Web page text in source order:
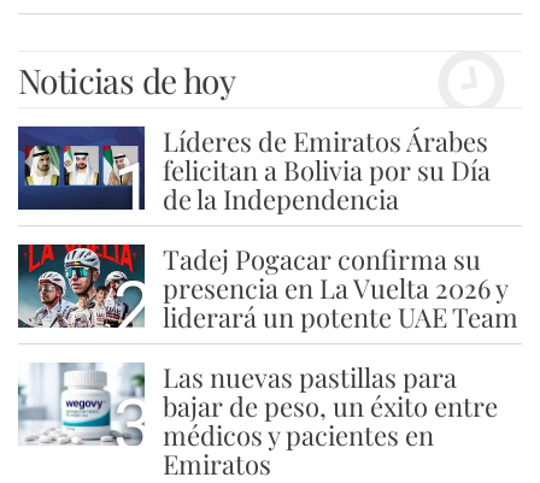
Noticias de hoy
1
Líderes de Emiratos Árabes
felicitan a Bolivia por su Día
de la Independencia
2
Tadej Pogacar confirma su
presencia en La Vuelta 2026 y
liderará un potente UAE Team
3
Las nuevas pastillas para
bajar de peso, un éxito entre
médicos y pacientes en
Emiratos